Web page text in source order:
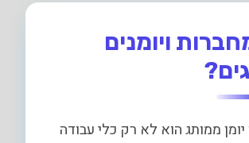
ויומנים
ממותג הוא לא רק כלי עבודה